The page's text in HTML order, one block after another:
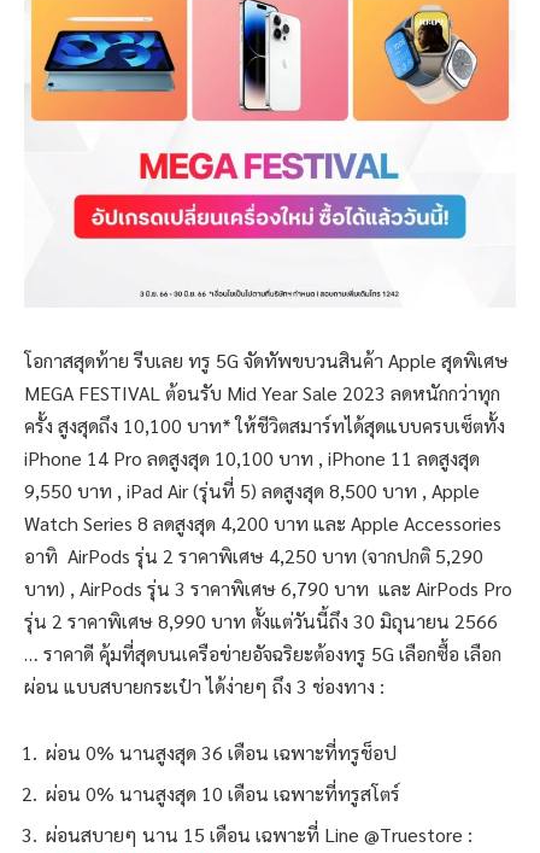
โอกาสสุดท้าย รีบเลย ทรู 5G จัดทัพขบวนสินค้า Apple สุดพิเศษ
MEGA FESTIVAL ต้อนรับ Mid Year Sale 2023 ลดหนักกว่าทุก
ครั้ง สูงสุดถึง 10,100 บาท* ให้ชีวิตสมาร์ทได้สุดแบบครบเซ็ตทั้ง
iPhone 14 Pro ลดสูงสุด 10,100 บาท , iPhone 11 ลดสูงสุด
9,550 บาท , iPad Air (รุ่นที่ 5) ลดสูงสุด 8,500 บาท , Apple
Watch Series 8 ลดสูงสุด 4,200 บาท และ Apple Accessories
อาทิ AirPods รุ่น 2 ราคาพิเศษ 4,250 บาท (จากปกติ 5,290
บาท) , AirPods รุ่น 3 ราคาพิเศษ 6,790 บาท และ AirPods Pro
รุ่น 2 ราคาพิเศษ 8,990 บาท ตั้งแต่วันนี้ถึง 30 มิถุนายน 2566
… ราคาดี คุ้มที่สุดบนเครือข่ายอัจฉริยะต้องทรู 5G เลือกซื้อ เลือก
ผ่อน แบบสบายกระเป๋า ได้ง่ายๆ ถึง 3 ช่องทาง :
ผ่อน 0% นานสูงสุด 36 เดือน เฉพาะที่ทรูช็อป
ผ่อน 0% นานสูงสุด 10 เดือน เฉพาะที่ทรูสโตร์
ผ่อนสบายๆ นาน 15 เดือน เฉพาะที่ Line @Truestore :